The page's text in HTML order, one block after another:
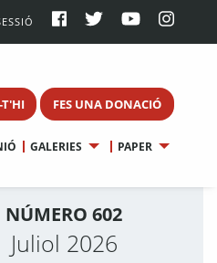
T'HI FES UNA DONACIÓ
GALERIES PAPER
NÚMERO 602
Juliol 2026